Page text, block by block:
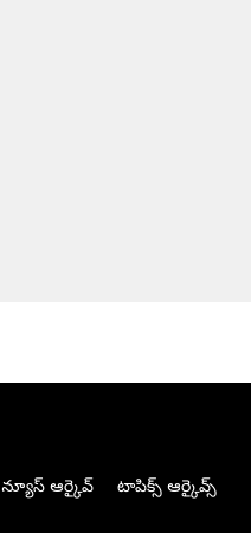
న్యూస్ ఆర్కైవ్ టాపిక్స్ ఆర్కైవ్స్